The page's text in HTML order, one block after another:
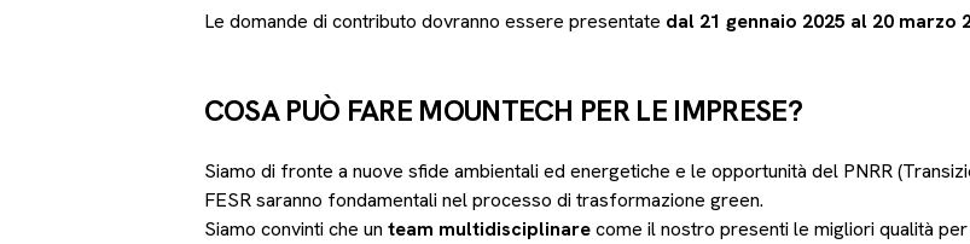
Le domande di contributo dovranno essere presentate dal 21 gennaio 2025 al 20 marzo
COSA PUÒ FARE MOUNTECH PER LE IMPRESE?
Siamo di fronte a nuove sfide ambientali ed energetiche e le opportunità del PNRR
FESR saranno fondamentali nel processo di trasformazione green.
Siamo convinti che un team multidisciplinarecome il nostro presenti le migliori qualità